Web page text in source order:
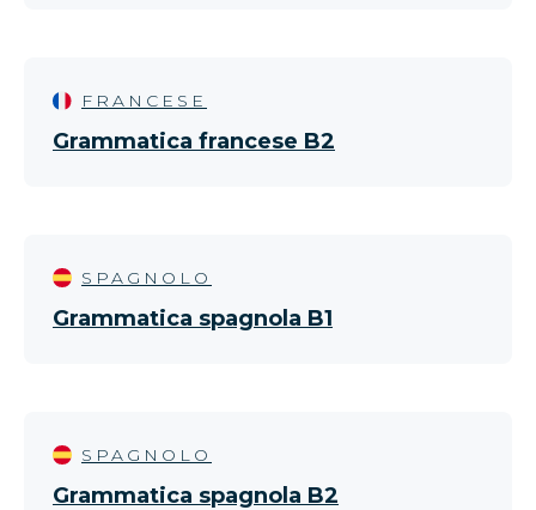
FRANCESE
Grammatica francese B2
SPAGNOLO
Grammatica spagnola B1
SPAGNOLO
Grammatica spagnola B2